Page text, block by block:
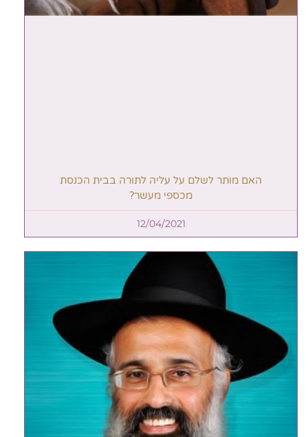
האם מותר לשלם על עליה לתורה בבית הכנסת
מכספי מעשר?
12/04/2021